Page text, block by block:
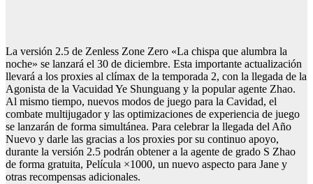
La versión 2.5 de Zenless Zone Zero «La chispa que alumbra la
noche» se lanzará el 30 de diciembre. Esta importante actualización
llevará a los proxies al clímax de la temporada 2, con la llegada de la
Agonista de la Vacuidad Ye Shunguang y la popular agente Zhao.
Al mismo tiempo, nuevos modos de juego para la Cavidad, el
combate multijugador y las optimizaciones de experiencia de juego
se lanzarán de forma simultánea. Para celebrar la llegada del Año
Nuevo y darle las gracias a los proxies por su continuo apoyo,
durante la versión 2.5 podrán obtener a la agente de grado S Zhao
de forma gratuita, Película ×1000, un nuevo aspecto para Jane y
otras recompensas adicionales.